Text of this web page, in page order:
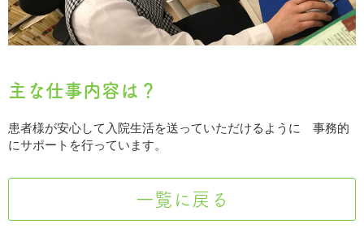
主な仕事内容は？
患者様が安心して入院生活を送っていただけるように 事務的
にサポートを行っています。
一覧に戻る